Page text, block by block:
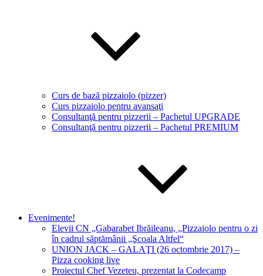
Curs de bază pizzaiolo (pizzer)
Curs pizzaiolo pentru avansaţi
Consultanţă pentru pizzerii – Pachetul UPGRADE
Consultanţă pentru pizzerii – Pachetul PREMIUM
Evenimente!
Elevii CN „Gabarabet Ibrăileanu, „Pizzaiolo pentru o zi
în cadrul săptămânii „Şcoala Altfel“
UNION JACK – GALAŢI (26 octombrie 2017) –
Pizza cooking live
Proiectul Chef Vezeteu, prezentat la Codecamp